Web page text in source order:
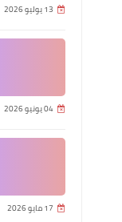
13 يوليو 2026
04 يونيو 2026
17 مايو 2026